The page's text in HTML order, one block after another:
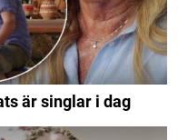
är singlar i dag